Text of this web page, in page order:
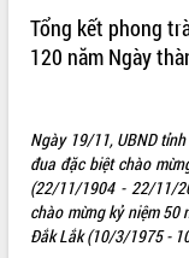
LÃNH ĐẠO UBND TỈNH
SỞ, BAN, NGÀNH
UBND CÁC XÃ, PHƯỜNG
Tổng kết phong
120 năm Ngày
Ngày 19/11, UBND
đua đặc biệt chào
(22/11/1904 - 22/11/
chào mừng kỷ niệm 50
Đắk Lắk (10/3/1975 -